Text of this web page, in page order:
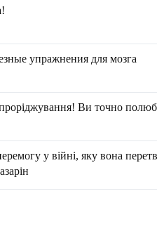
упражнения для мозга
Ви точно
у війні, яку вона